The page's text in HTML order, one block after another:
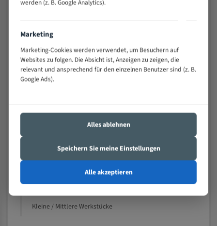
Technische Beschreibung:
Positiver Spanwinkel
Bandkörper aus hochlegiertem Federstahl
Legierte HSS-beschichtete Zahnspitzen
Nichteisenmetalle
Speziell entwickelt für Profile / Rohre
Kleine und mittlere Profile / Kleine Durchmesser
Kleine / Mittlere Werkstücke
werden (z. B. Google Analytics).
Marketing
Marketing-Cookies werden verwendet, um Besuchern auf
Websites zu folgen. Die Absicht ist, Anzeigen zu zeigen, die
relevant und ansprechend für den einzelnen Benutzer sind (z. B.
Google Ads).
Alles ablehnen
Speichern Sie meine Einstellungen
Alle akzeptieren